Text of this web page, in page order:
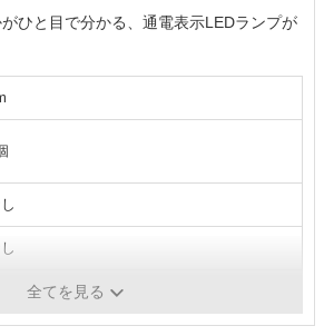
ひと目で分かる、通電表示LEDランプが
全てを見る